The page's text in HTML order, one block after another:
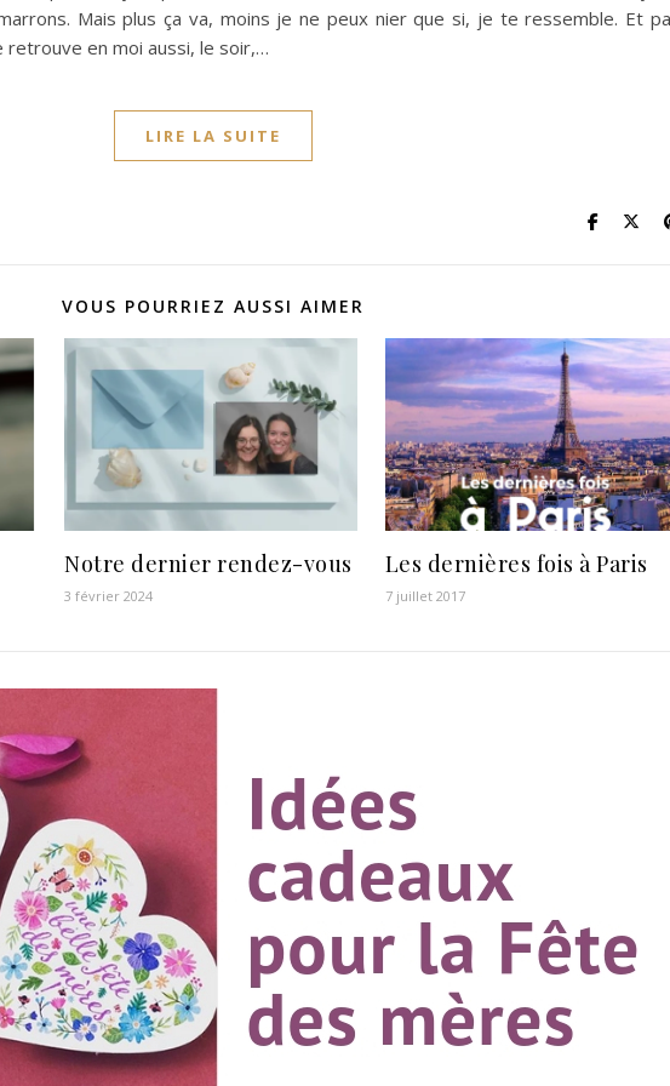
Mais plus ça va, moins je ne peux nier que si, je te ressemble. Et
retrouve en moi aussi, le soir,…
LIRE LA SUITE
VOUS POURRIEZ AUSSI AIMER
Notre dernier rendez-vous
3 février 2024
Les dernières fois à Paris
7 juillet 2017